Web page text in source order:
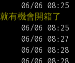
有機會開箱了